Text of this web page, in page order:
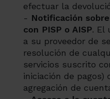
efectuar la
- Notificación
con PISP o AISP. El
a su proveedor de
resolución de
servicios suscrito
iniciación de pagos)
agregación de